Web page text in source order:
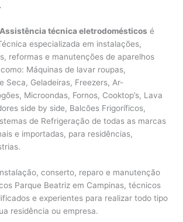
técnica eletrodomésticos é
especializada em instalações,
reformas e manutenções de aparelhos
Máquinas de lavar roupas,
Seca, Geladeiras, Freezers, Ar-
Microondas, Fornos, Cooktop’s, Lava
side by side, Balcões Frigoríficos,
de Refrigeração de todas as marcas
e importadas, para residências,
conserto, reparo e manutenção
Parque Beatriz em Campinas, técnicos
e experientes para realizar todo tipo
residência ou empresa.